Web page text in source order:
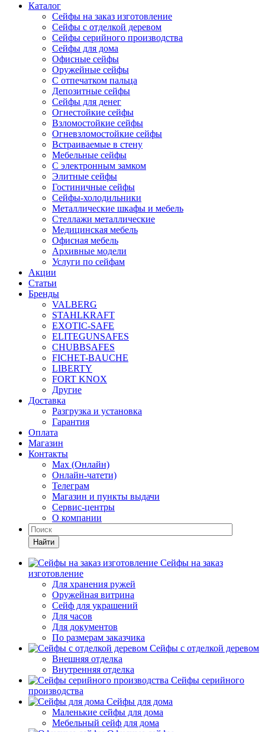
Каталог
Сейфы на заказ изготовление
Сейфы с отделкой деревом
Сейфы серийного производства
Сейфы для дома
Офисные сейфы
Оружейные сейфы
С отпечатком пальца
Депозитные сейфы
Сейфы для денег
Огнестойкие сейфы
Взломостойкие сейфы
Огневзломостойкие сейфы
Встраиваемые в стену
Мебельные сейфы
С электронным замком
Элитные сейфы
Гостиничные сейфы
Сейфы-холодильники
Металлические шкафы и мебель
Стеллажи металлические
Медицинская мебель
Офисная мебель
Архивные модели
Услуги по сейфам
Акции
Статьи
Бренды
VALBERG
STAHLKRAFT
EXOTIC-SAFE
ELITEGUNSAFES
CHUBBSAFES
FICHET-BAUCHE
LIBERTY
FORT KNOX
Другие
Доставка
Разгрузка и установка
Гарантия
Оплата
Магазин
Контакты
Max (Онлайн)
Онлайн-чатети)
Телеграм
Магазин и пункты выдачи
Сервис-центры
О компании
Найти
Сейфы на заказ
изготовление
Для хранения ружей
Оружейная витрина
Сейф для украшений
Для часов
Для документов
По размерам заказчика
Сейфы с отделкой деревом
Внешняя отделка
Внутренняя отделка
Сейфы серийного
производства
Сейфы для дома
Маленькие сейфы для дома
Мебельный сейф для дома